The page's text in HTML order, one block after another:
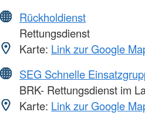
Rückholdienst
Rettungsdienst
Karte: Link zur Google
SEG Schnelle
BRK- Rettungsdienst im
Karte: Link zur Google